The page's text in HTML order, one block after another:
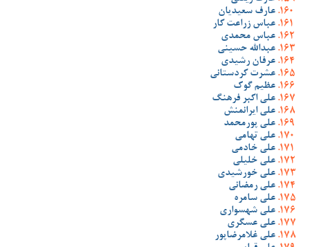
عارف سعیدیان
عباس زراعت کار
عباس محمدی
عبدالله حسینی
عرفان رشیدی
عشرت کردستانی
عظیم گوک
علی اکبر فرهنگ
علی ایرانمنش
علی پورمحمد
علی تهامی
علی خادمی
علی خلیلی
علی خورشیدی
علی رمضانی
علی سامره
علی شهسواری
علی عسگری
علی غلامرضاپور